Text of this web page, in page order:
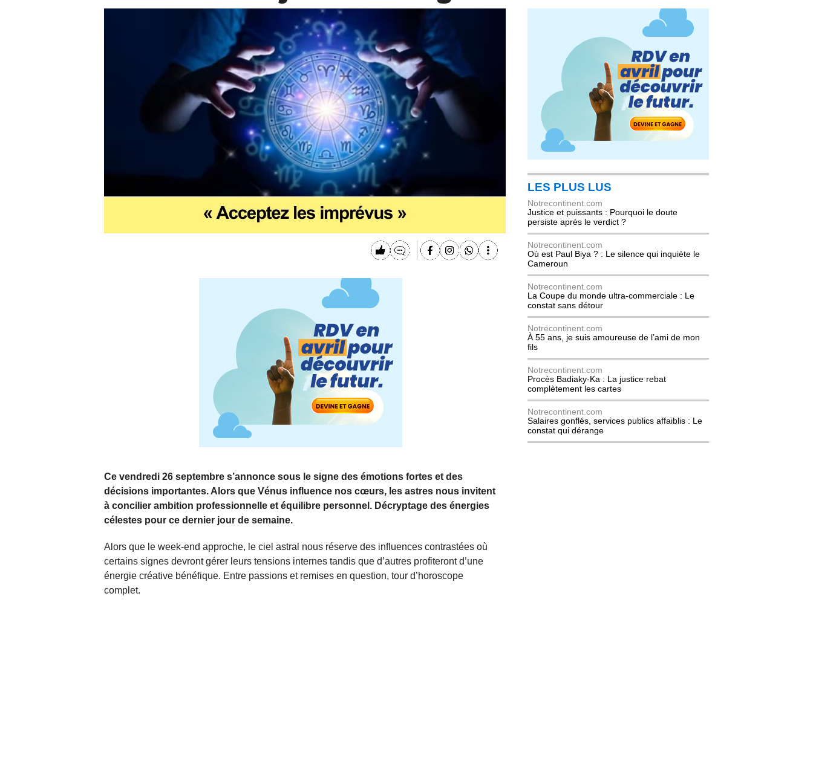
Ce vendredi 26 septembre s’annonce sous le signe des émotions fortes et des
décisions importantes. Alors que Vénus influence nos cœurs, les astres nous invitent
à concilier ambition professionnelle et équilibre personnel. Décryptage des énergies
célestes pour ce dernier jour de semaine.
Alors que le week-end approche, le ciel astral nous réserve des influences contrastées où
certains signes devront gérer leurs tensions internes tandis que d’autres profiteront d’une
énergie créative bénéfique. Entre passions et remises en question, tour d’horoscope
complet.
LES PLUS LUS
Notrecontinent.com
Justice et puissants : Pourquoi le doute
persiste après le verdict ?
Notrecontinent.com
Où est Paul Biya ? : Le silence qui inquiète le
Cameroun
Notrecontinent.com
La Coupe du monde ultra-commerciale : Le
constat sans détour
Notrecontinent.com
À 55 ans, je suis amoureuse de l’ami de mon
fils
Notrecontinent.com
Procès Badiaky-Ka : La justice rebat
complètement les cartes
Notrecontinent.com
Salaires gonflés, services publics affaiblis : Le
constat qui dérange